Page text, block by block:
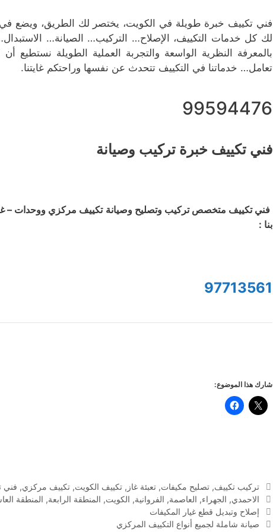
فني تكييف خبرة طويلة في الكويت، يختصر لك الطريق، ويضع في
لك كل خدمات التكييف، الإصلاح… التركيب… الصيانة…
بالمعرفة النظرية الواسعة والتجربة العملية الطويلة
تعامل… خدماتنا في التكييف تتحدث عن نفسها وراحتكم غايتنا.
99594476
فني تكييف خبرة تركيب وصيانة
فني تكييف متخصص تركيب وتصليح وصيانة تكييف مركزي ووحدات –
بنا :
97713561
شارك هذا الموضوع:
التصنيفات
تركيب تكييف, تصليح مكيفات, تعبئة غاز , تكييف الكويت, تكييف مركزي, فني
الوسوم
الاحمدي, الجهراء, العاصمة, الفروانية, الكويت, المنطقة الرابعة, المنطقة
إصلاح وتبديل قطع غيار المكيفات
صيانة شاملة لجميع أنواع التكييف المركزي